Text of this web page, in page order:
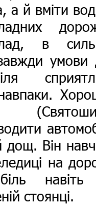
а й вміти
в
умови
дощ. Він
на
стоянці.